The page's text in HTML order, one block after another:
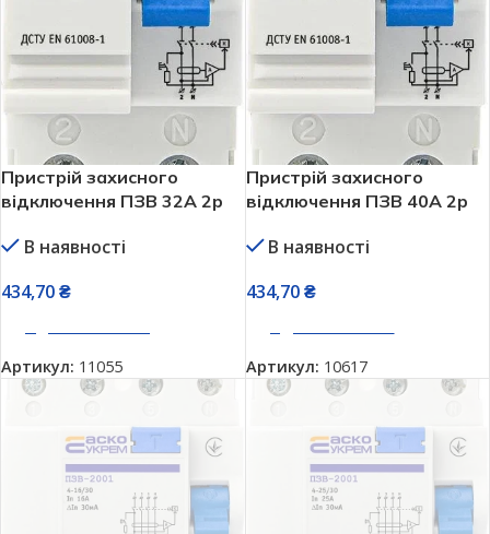
Пристрій захисного
відключення ПЗВ 32А 2р
ПЗВ-2001 A0020010004
В наявності
434,70₴
Артикул: 11055
Пристрій захисного
відключення ПЗВ 40А 2р
ПЗВ-2001 A0020010005
В наявності
434,70₴
Артикул: 10617